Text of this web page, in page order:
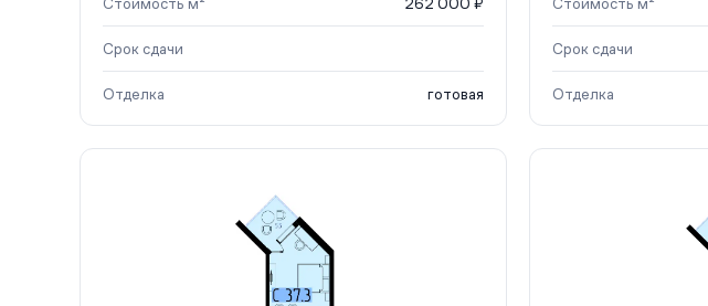
Срок сдачи
Отделка готовая
Срок сдачи
Отделка